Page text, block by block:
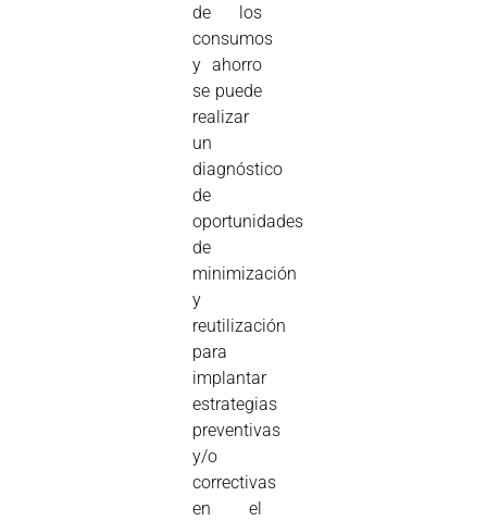
de los
consumos
y ahorro
se puede
realizar
un
diagnóstico
de
oportunidades
de
minimización
y
reutilización
para
implantar
estrategias
preventivas
y/o
correctivas
en el